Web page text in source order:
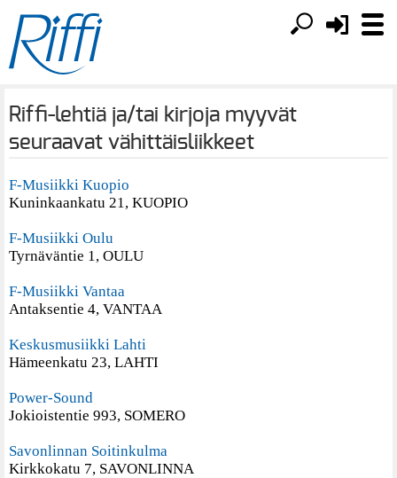
Riffi-lehtiä ja/tai kirjoja myyvät
seuraavat vähittäisliikkeet
F-Musiikki Kuopio
Kuninkaankatu 21, KUOPIO
F-Musiikki Oulu
Tyrnäväntie 1, OULU
F-Musiikki Vantaa
Antaksentie 4, VANTAA
Keskusmusiikki Lahti
Hämeenkatu 23, LAHTI
Power-Sound
Jokioistentie 993, SOMERO
Savonlinnan Soitinkulma
Kirkkokatu 7, SAVONLINNA